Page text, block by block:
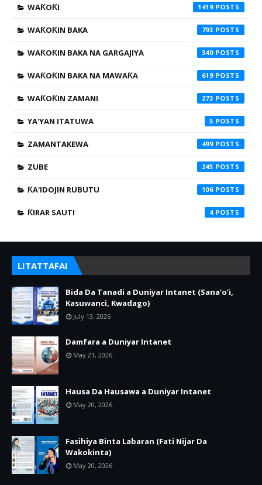
WAƘOƘI 1419
WAƘOƘIN BAKA 793
WAƘOƘIN BAKA NA GARGAJIYA 340
WAƘOƘIN BAKA NA MAWAƘA 619
WAƘOƘIN ZAMANI 273
YA'YAN ITATUWA 5
ZAMANTAKEWA 499
ZUBE 245
ƘA'IDOJIN RUBUTU 106
ƘIRAR SAUTI 4
LITATTAFAI
Bida Da Tanadi a Duniyar Intanet (Sana’o’i,
Kasuwanci, Kwadago)
July 13, 2026
Damfara a Duniyar Intanet
May 21, 2026
Hausa Da Hausawa a Duniyar Intanet
May 20, 2026
Fasihiya Binta Labaran (Fati Nijar Da
Wakokinta)
May 20, 2026